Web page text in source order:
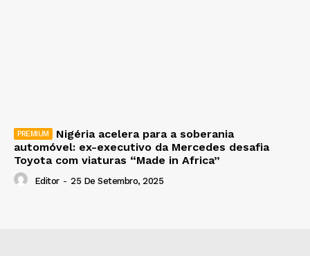
Nigéria acelera para a soberania
automóvel: ex-executivo da Mercedes desafia
Toyota com viaturas “Made in Africa”
Editor - 25 De Setembro, 2025